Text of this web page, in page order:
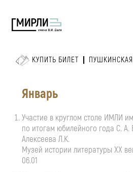
КУПИТЬ БИЛЕТ ПУШКИНСКАЯ
Январь
Участие в круглом столе ИМЛИ им
по итогам юбилейного года С. А.
Алексеева Л.К.
Музей истории литературы ХХ
06.01